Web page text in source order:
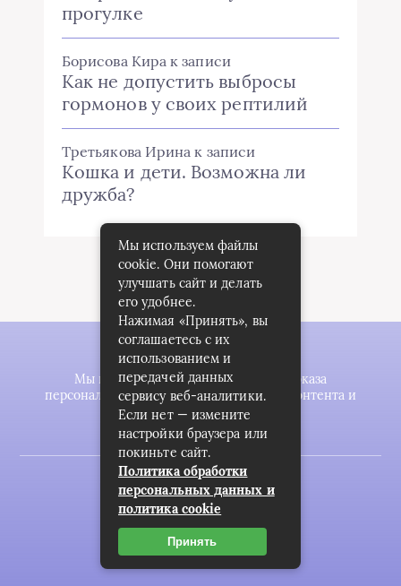
прогулке
Борисова Кира к записи
Как не допустить выбросы
гормонов у своих рептилий
Третьякова Ирина к записи
Кошка и дети. Возможна ли
дружба?
Мы используем файлы cookie для показа
персонализированной рекламы и/или контента и
анализа нашего трафика.
2023 © zookomplekt.ru
Карта сайта
Пользовательское соглашение
Мы используем файлы
cookie. Они помогают
улучшать сайт и делать
его удобнее.
Нажимая «Принять», вы
соглашаетесь с их
использованием и
передачей данных
сервису веб-аналитики.
Если нет — измените
настройки браузера или
покиньте сайт.
Политика обработки
персональных данных и
политика cookie
Принять